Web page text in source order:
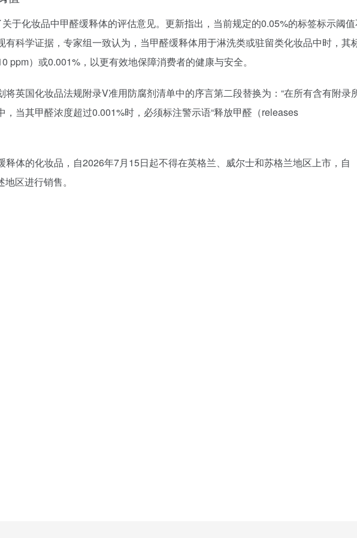
于化妆品中甲醛缓释体的评估意见。更新指出，当前规定的0.05%的标签标示阈
有科学证据，专家组一致认为，当甲醛缓释体用于淋洗类或驻留类化妆品中时，其
ppm）或0.001%，以更有效地保障消费者的健康与安全。
将英国化妆品法规附录V准用防腐剂清单中的序言第二段替换为：“在所有含有附录
，当其甲醛浓度超过0.001%时，必须标注警示语“释放甲醛（releases
释体的化妆品，自2026年7月15日起不得在英格兰、威尔士和苏格兰地区上市，自
区进行销售。